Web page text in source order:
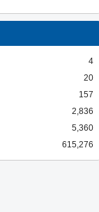
4
20
157
2,836
5,360
615,276